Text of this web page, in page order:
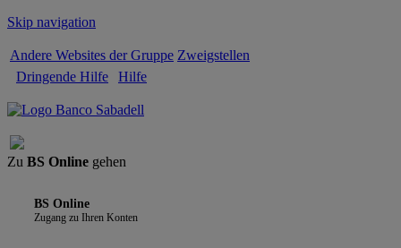
Skip navigation
Andere Websites der Gruppe Zweigstellen
Dringende Hilfe
Hilfe
Zu BS Online gehen
BS Online
Zugang zu Ihren Konten